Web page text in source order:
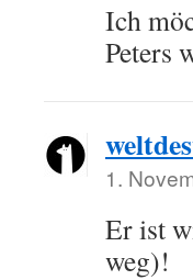
Ich
Peters
1.
Er ist
weg)!